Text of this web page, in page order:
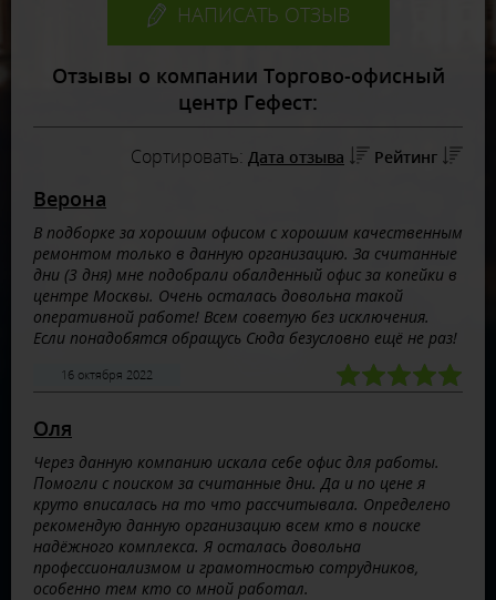
НАПИСАТЬ ОТЗЫВ
Отзывы о компании Торгово-офисный
центр Гефест:
Сортировать: Дата отзыва Рейтинг
Верона
В подборке за хорошим офисом с хорошим качественным
ремонтом только в данную организацию. За считанные
дни (3 дня) мне подобрали обалденный офис за копейки в
центре Москвы. Очень осталась довольна такой
оперативной работе! Всем советую без исключения.
Если понадобятся обращусь Сюда безусловно ещё не раз!
16 октября 2022
Оля
Через данную компанию искала себе офис для работы.
Помогли с поиском за считанные дни. Да и по цене я
круто вписалась на то что рассчитывала. Определено
рекомендую данную организацию всем кто в поиске
надёжного комплекса. Я осталась довольна
профессионализмом и грамотностью сотрудников,
особенно тем кто со мной работал.